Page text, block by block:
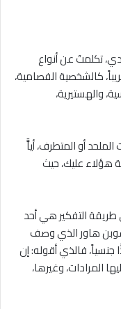
تكلمتَ عن أنواع
وذكرتَ 14 شخصية تقريباً، كالشخصية الفصامية،
والهستيرية،
أو المتطرف، أياًّ
هؤلاء عليك، حيث
طريقة التفكير هي أحد
هاور الذي وصف
جنسياً، فالذي أقوله: إن
المرادات، وغيرها،